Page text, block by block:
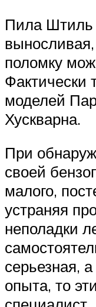
Пила Штиль
поломку
Фактически
моделей
Хускварна.
При
своей
малого,
устраняя
неполадки
серьезная,
опыта, то